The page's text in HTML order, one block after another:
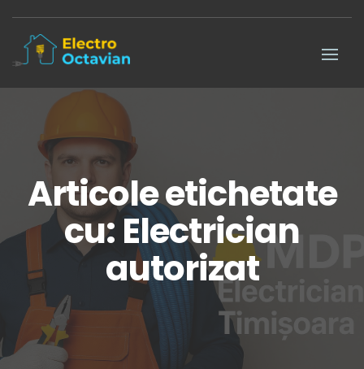
Articole etichetate
cu: Electrician
autorizat